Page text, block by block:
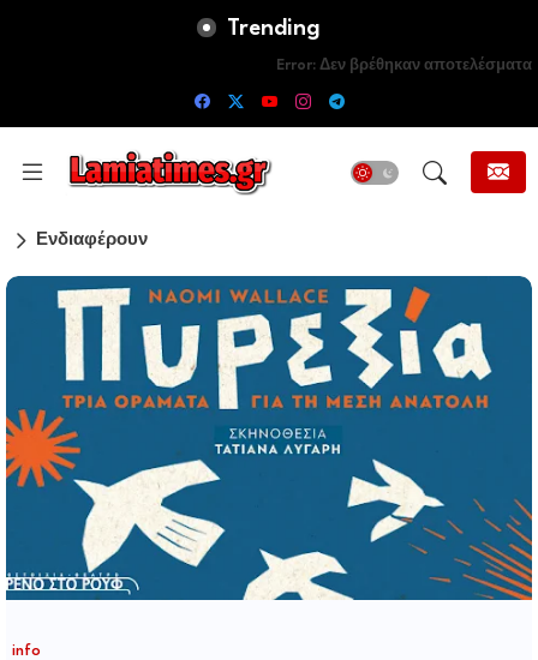
Trending
Error: Δεν βρέθηκαν αποτελέσματα
Ενδιαφέρουν
info